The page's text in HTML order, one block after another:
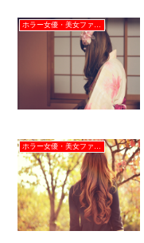
ホラー女優・美女ファイル